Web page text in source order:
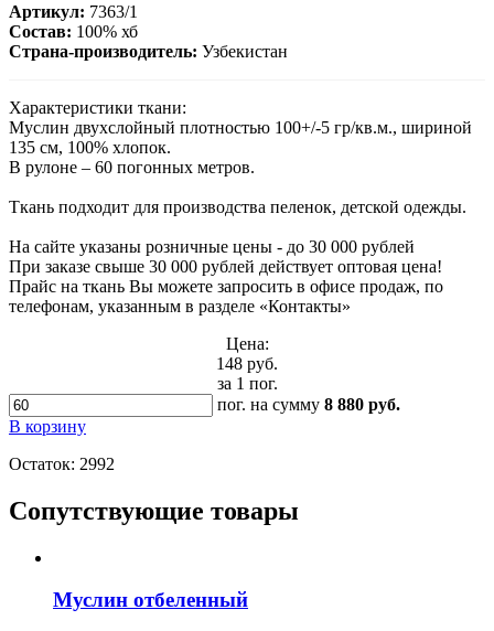
Артикул: 7363/1
Состав: 100% хб
Страна-производитель: Узбекистан
Характеристики ткани:
Муслин двухслойный плотностью 100+/-5 гр/кв.м., шириной
135 см, 100% хлопок.
В рулоне – 60 погонных метров.
Ткань подходит для производства пеленок, детской одежды.
На сайте указаны розничные цены - до 30 000 рублей
При заказе свыше 30 000 рублей действует оптовая цена!
Прайс на ткань Вы можете запросить в офисе продаж, по
телефонам, указанным в разделе «Контакты»
Цена:
148 руб.
за 1 пог.
пог. на сумму 8 880 руб.
В корзину
Остаток: 2992
Сопутствующие товары
Муслин отбеленный